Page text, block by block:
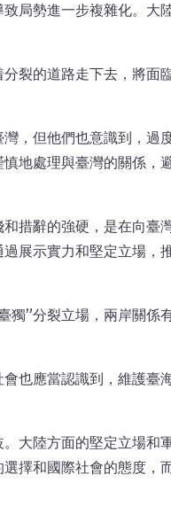
局勢進一步複雜化。大
裂的道路走下去，將面
，但他們也意識到，過
地處理與臺灣的關係，
措辭的強硬，是在向臺
展示實力和堅定立場，
獨”分裂立場，兩岸關係
也應當認識到，維護臺
大陸方面的堅定立場和
擇和國際社會的態度，